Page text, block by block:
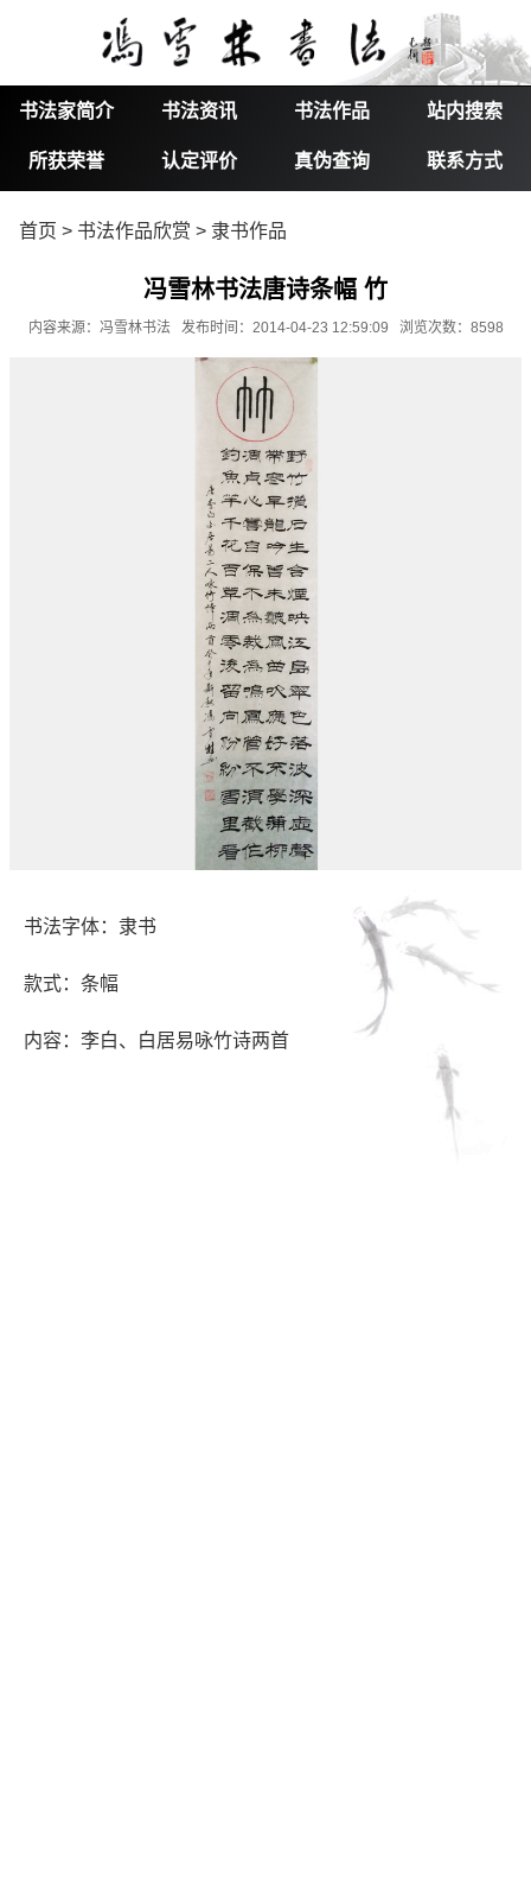
书法家简介 书法资讯 书法作品 站内搜索
所获荣誉 认定评价 真伪查询 联系方式
首页 > 书法作品欣赏 > 隶书作品
冯雪林书法唐诗条幅 竹
内容来源：冯雪林书法 发布时间：2014-04-23 12:59:09 浏览次数：8598
书法字体：隶书
款式：条幅
内容：李白、白居易咏竹诗两首